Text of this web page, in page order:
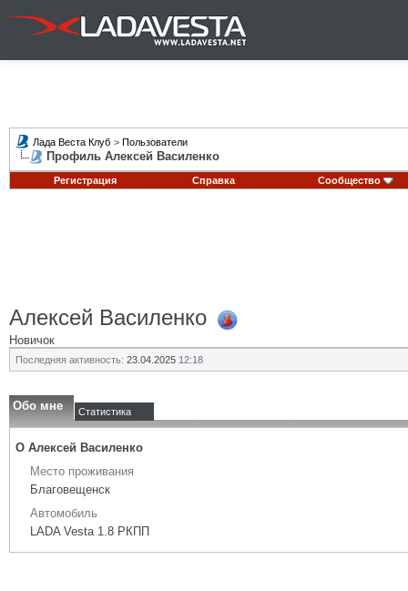
Лада Веста Клуб > Пользователи
Профиль Алексей Василенко
Регистрация Справка Сообщество
Алексей Василенко
Новичок
Последняя активность: 23.04.2025 12:18
Обо мне Статистика
О Алексей Василенко
Место проживания
Благовещенск
Автомобиль
LADA Vesta 1.8 РКПП